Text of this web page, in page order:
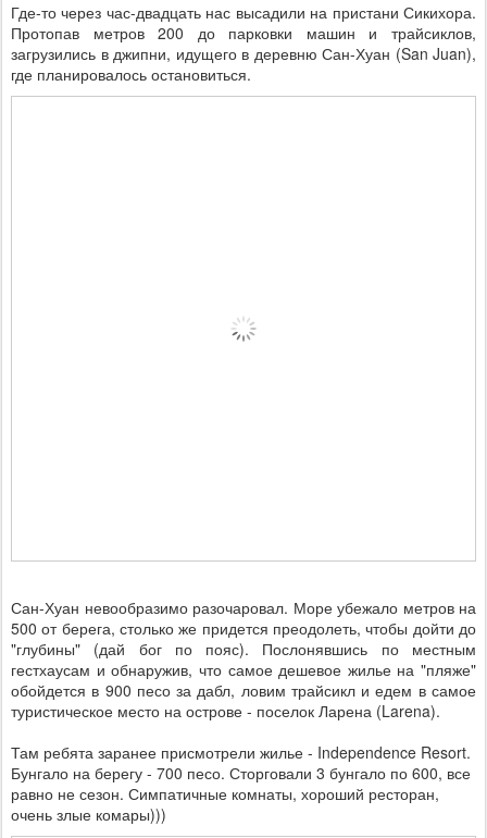
Где-то через час-двадцать нас высадили на пристани Сикихора.
Протопав метров 200 до парковки машин и трайсиклов,
загрузились в джипни, идущего в деревню Сан-Хуан (San Juan),
где планировалось остановиться.
Сан-Хуан невообразимо разочаровал. Море убежало метров на
500 от берега, столько же придется преодолеть, чтобы дойти до
"глубины" (дай бог по пояс). Послонявшись по местным
гестхаусам и обнаружив, что самое дешевое жилье на "пляже"
обойдется в 900 песо за дабл, ловим трайсикл и едем в самое
туристическое место на острове - поселок Ларена (Larena).
Там ребята заранее присмотрели жилье - Independence Resort.
Бунгало на берегу - 700 песо. Сторговали 3 бунгало по 600, все
равно не сезон. Симпатичные комнаты, хороший ресторан,
очень злые комары)))